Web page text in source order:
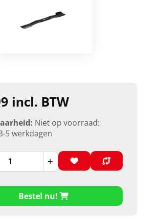
incl. BTW
Niet op voorraad:
5 werkdagen
+
Bestel nu!